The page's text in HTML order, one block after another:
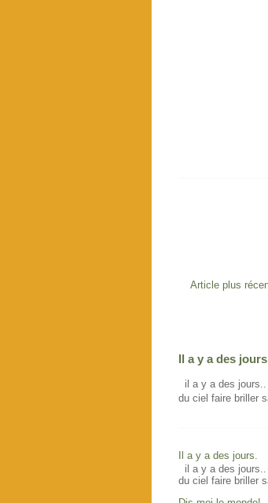
Article plus
Il a y a des
il a y a des
du ciel faire briller
Il a y a des jours.
il a y a des
du ciel faire briller